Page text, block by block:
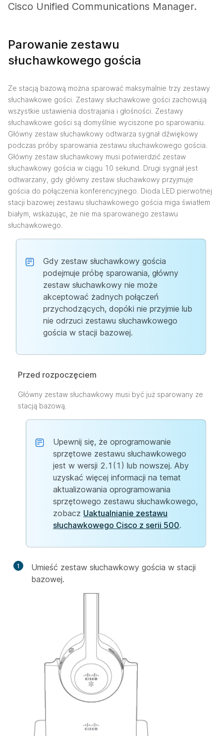
Cisco Unified Communications Manager.
Parowanie zestawu
słuchawkowego gościa
Ze stacją bazową można sparować maksymalnie trzy zestawy
słuchawkowe gości. Zestawy słuchawkowe gości zachowują
wszystkie ustawienia dostrajania i głośności. Zestawy
słuchawkowe gości są domyślnie wyciszone po sparowaniu.
Główny zestaw słuchawkowy odtwarza sygnał dźwiękowy
podczas próby sparowania zestawu słuchawkowego gościa.
Główny zestaw słuchawkowy musi potwierdzić zestaw
słuchawkowy gościa w ciągu 10 sekund. Drugi sygnał jest
odtwarzany, gdy główny zestaw słuchawkowy przyjmuje
gościa do połączenia konferencyjnego. Dioda LED pierwotnej
stacji bazowej zestawu słuchawkowego gościa miga światłem
białym, wskazując, że nie ma sparowanego zestawu
słuchawkowego.
Gdy zestaw słuchawkowy gościa
podejmuje próbę sparowania, główny
zestaw słuchawkowy nie może
akceptować żadnych połączeń
przychodzących, dopóki nie przyjmie lub
nie odrzuci zestawu słuchawkowego
gościa w stacji bazowej.
Przed rozpoczęciem
Główny zestaw słuchawkowy musi być już sparowany ze
stacją bazową.
Upewnij się, że oprogramowanie
sprzętowe zestawu słuchawkowego
jest w wersji 2.1(1) lub nowszej. Aby
uzyskać więcej informacji na temat
aktualizowania oprogramowania
sprzętowego zestawu słuchawkowego,
zobacz Uaktualnianie zestawu
słuchawkowego Cisco z serii 500.
1
Umieść zestaw słuchawkowy gościa w stacji
bazowej.